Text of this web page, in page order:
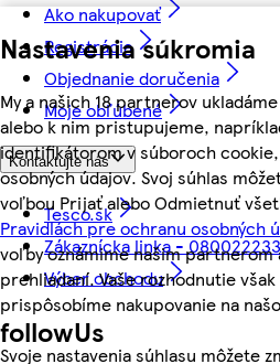
Nastavenia súkromia
My a našich 18 partnerov
alebo k nim pristupujeme,
identifikátorom v súboroch
osobných údajov. Svoj súhlas
voľbou Prijať alebo Odmietnuť
Pravidlách pre ochranu osobných
voľby oznámime našim partnerom
prehliadaní. Vaše rozhodnutie
prispôsobíme nakupovanie na
Svoje nastavenia súhlasu môžete
Ako nakupovať
Registrácia
Objednanie doručenia
Moje obľúbené
Kontaktujte nás
Tesco.sk
Zákaznícka linka -
Výber obchodu
followUs